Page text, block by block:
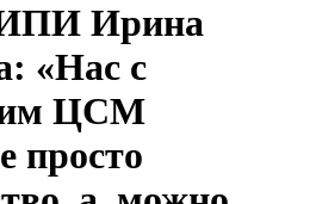
Ирина
«Нас с
ЦСМ
просто